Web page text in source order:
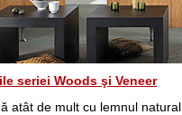
seriei Woods şi Veneer
atât de mult cu lemnul natural,